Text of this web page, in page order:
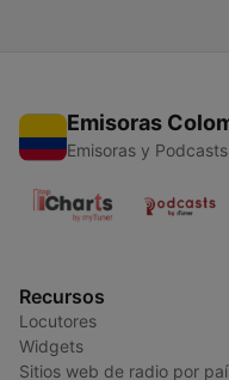
Emisoras
Emisoras y Podcasts
Recursos
Locutores
Widgets
Sitios web de radio por